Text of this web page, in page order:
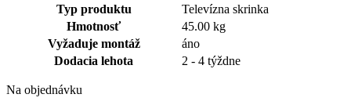
Typ produktu
Televízna skrinka
Hmotnosť
45.00 kg
Vyžaduje montáž
áno
Dodacia lehota
2 - 4 týždne
Na objednávku